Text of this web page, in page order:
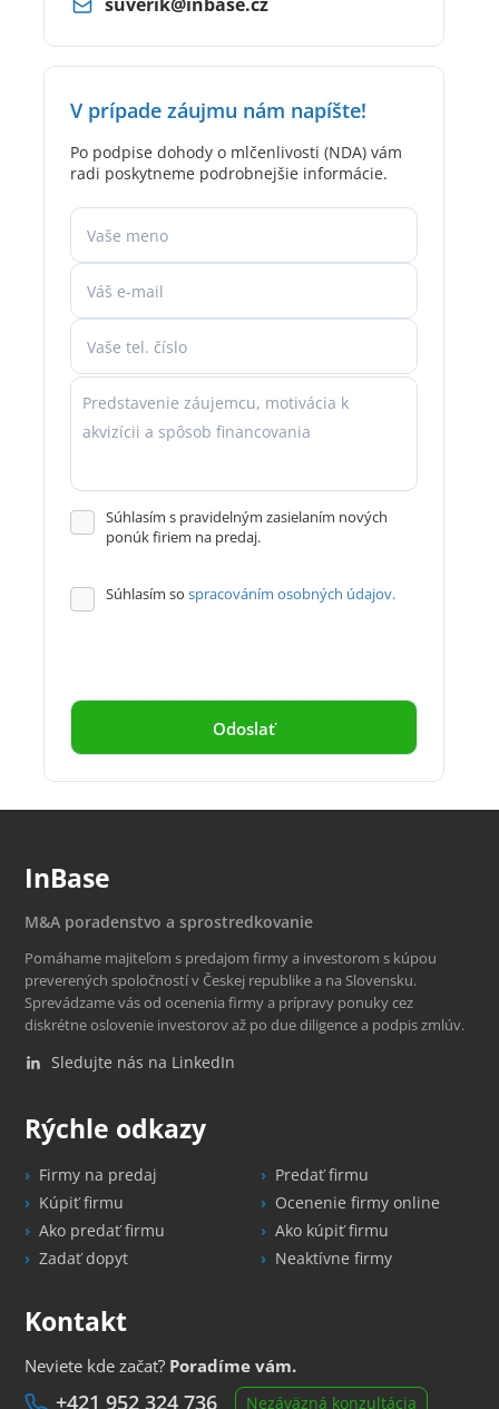
V prípade záujmu nám napíšte!
Po podpise dohody o mlčenlivosti (NDA) vám
radi poskytneme podrobnejšie informácie.
Súhlasím s pravidelným zasielaním nových
ponúk firiem na predaj.
Súhlasím so spracováním osobných údajov.
InBase
M&A poradenstvo a sprostredkovanie
Pomáhame majiteľom s predajom firmy a investorom s kúpou
preverených spoločností v Českej republike a na Slovensku.
Sprevádzame vás od ocenenia firmy a prípravy ponuky cez
diskrétne oslovenie investorov až po due diligence a podpis zmlúv.
Sledujte nás na LinkedIn
Rýchle odkazy
Firmy na predaj
Predať firmu
Kúpiť firmu
Ocenenie firmy online
Ako predať firmu
Ako kúpiť firmu
Zadať dopyt
Neaktívne firmy
Kontakt
Neviete kde začať? Poradíme vám.
+421 952 324 736 Nezáväzná konzultácia